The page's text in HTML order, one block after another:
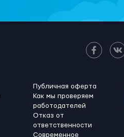
Публичная оферта
Как мы проверяем
работодателей
Отказ от
ответственности
Современное